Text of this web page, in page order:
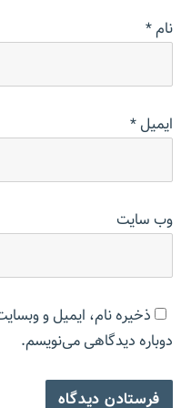
نام*
ایمیل*
وب‌ سایت
ذخیره نام، ایمیل و
دوباره دیدگاهی می‌نویسم.